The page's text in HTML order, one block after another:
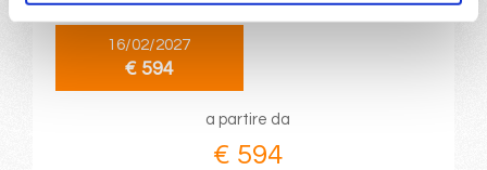
16/02/2027
€ 594
a partire da
€ 594